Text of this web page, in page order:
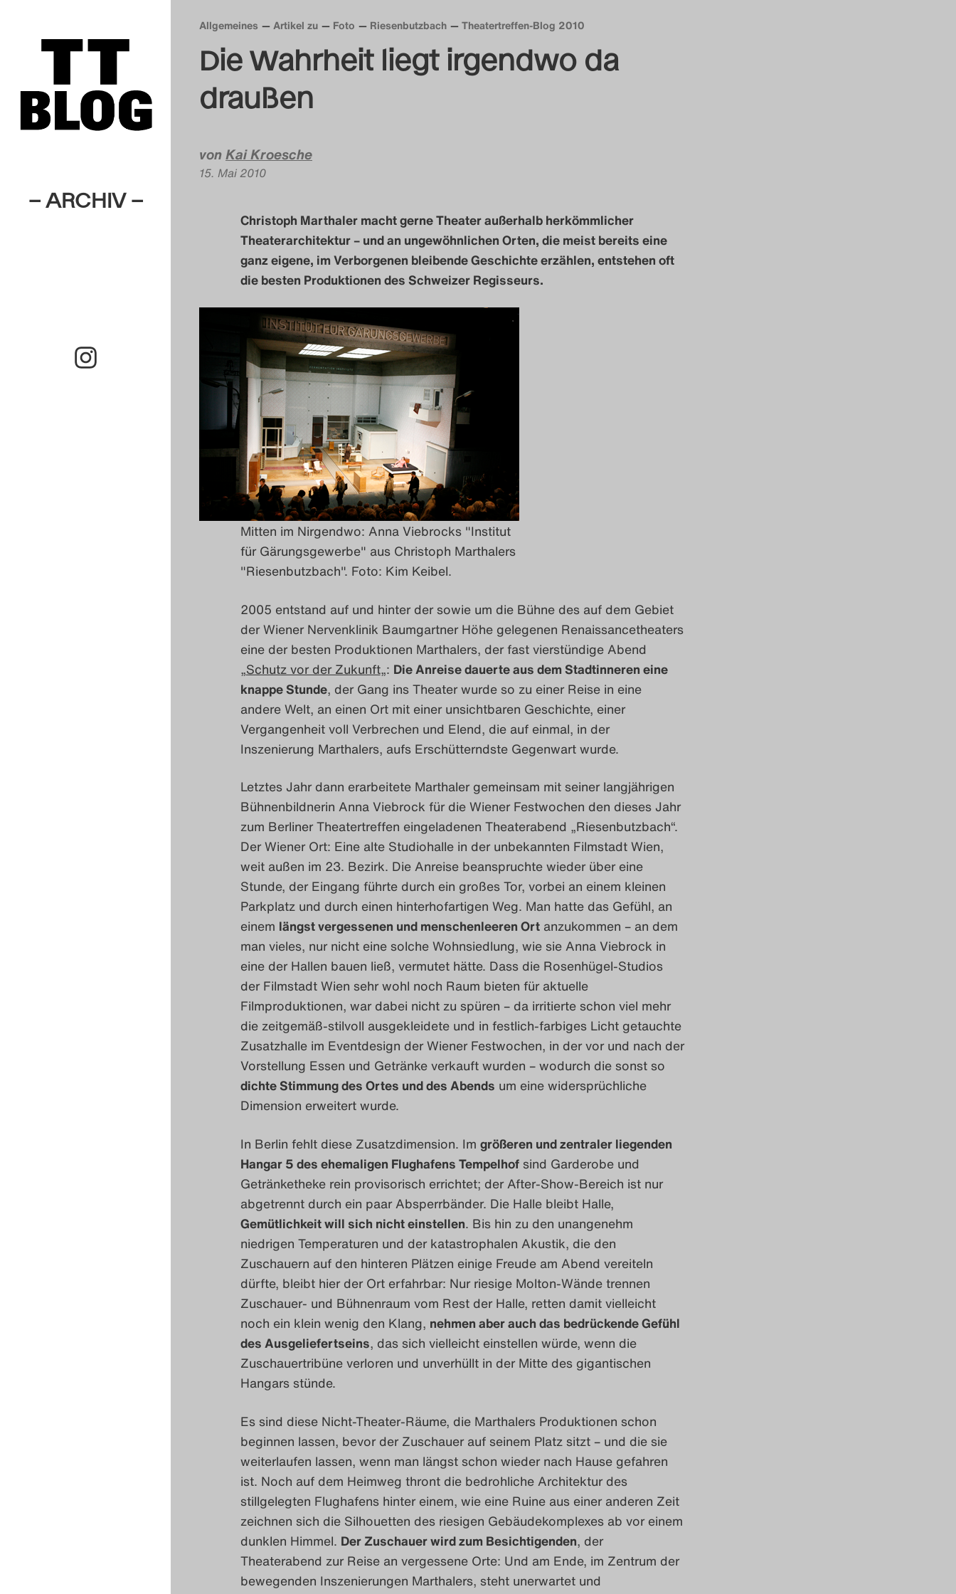
– ARCHIV –
Allgemeines Artikel zu Foto Riesenbutzbach Theatertreffen-Blog 2010
Die Wahrheit liegt irgendwo da
draußen
vonKai Kroesche
15. Mai 2010
Christoph Marthaler macht gerne Theater außerhalb herkömmlicher
Theaterarchitektur – und an ungewöhnlichen Orten, die meist bereits eine
ganz eigene, im Verborgenen bleibende Geschichte erzählen, entstehen oft
die besten Produktionen des Schweizer Regisseurs.
Mitten im Nirgendwo: Anna Viebrocks "Institut
für Gärungsgewerbe" aus Christoph Marthalers
"Riesenbutzbach". Foto: Kim Keibel.
2005 entstand auf und hinter der sowie um die Bühne des auf dem Gebiet
der Wiener Nervenklinik Baumgartner Höhe gelegenen Renaissancetheaters
eine der besten Produktionen Marthalers, der fast vierstündige Abend
„Schutz vor der Zukunft„: Die Anreise dauerte aus dem Stadtinneren eine
knappe Stunde, der Gang ins Theater wurde so zu einer Reise in eine
andere Welt, an einen Ort mit einer unsichtbaren Geschichte, einer
Vergangenheit voll Verbrechen und Elend, die auf einmal, in der
Inszenierung Marthalers, aufs Erschütterndste Gegenwart wurde.
Letztes Jahr dann erarbeitete Marthaler gemeinsam mit seiner langjährigen
Bühnenbildnerin Anna Viebrock für die Wiener Festwochen den dieses Jahr
zum Berliner Theatertreffen eingeladenen Theaterabend „Riesenbutzbach“.
Der Wiener Ort: Eine alte Studiohalle in der unbekannten Filmstadt Wien,
weit außen im 23. Bezirk. Die Anreise beanspruchte wieder über eine
Stunde, der Eingang führte durch ein großes Tor, vorbei an einem kleinen
Parkplatz und durch einen hinterhofartigen Weg. Man hatte das Gefühl, an
einem längst vergessenen und menschenleeren Ortanzukommen – an dem
man vieles, nur nicht eine solche Wohnsiedlung, wie sie Anna Viebrock in
eine der Hallen bauen ließ, vermutet hätte. Dass die Rosenhügel-Studios
der Filmstadt Wien sehr wohl noch Raum bieten für aktuelle
Filmproduktionen, war dabei nicht zu spüren – da irritierte schon viel mehr
die zeitgemäß-stilvoll ausgekleidete und in festlich-farbiges Licht getauchte
Zusatzhalle im Eventdesign der Wiener Festwochen, in der vor und nach der
Vorstellung Essen und Getränke verkauft wurden – wodurch die sonst so
dichte Stimmung des Ortes und des Abends um eine widersprüchliche
Dimension erweitert wurde.
In Berlin fehlt diese Zusatzdimension. Im größeren und zentraler liegenden
Hangar 5 des ehemaligen Flughafens Tempelhofsind Garderobe und
Getränketheke rein provisorisch errichtet; der After-Show-Bereich ist nur
abgetrennt durch ein paar Absperrbänder. Die Halle bleibt Halle,
Gemütlichkeit will sich nicht einstellen. Bis hin zu den unangenehm
niedrigen Temperaturen und der katastrophalen Akustik, die den
Zuschauern auf den hinteren Plätzen einige Freude am Abend vereiteln
dürfte, bleibt hier der Ort erfahrbar: Nur riesige Molton-Wände trennen
Zuschauer- und Bühnenraum vom Rest der Halle, retten damit vielleicht
noch ein klein wenig den Klang, nehmen aber auch das bedrückende Gefühl
des Ausgeliefertseins, das sich vielleicht einstellen würde, wenn die
Zuschauertribüne verloren und unverhüllt in der Mitte des gigantischen
Hangars stünde.
Es sind diese Nicht-Theater-Räume, die Marthalers Produktionen schon
beginnen lassen, bevor der Zuschauer auf seinem Platz sitzt – und die sie
weiterlaufen lassen, wenn man längst schon wieder nach Hause gefahren
ist. Noch auf dem Heimweg thront die bedrohliche Architektur des
stillgelegten Flughafens hinter einem, wie eine Ruine aus einer anderen Zeit
zeichnen sich die Silhouetten des riesigen Gebäudekomplexes ab vor einem
dunklen Himmel. Der Zuschauer wird zum Besichtigenden, der
Theaterabend zur Reise an vergessene Orte: Und am Ende, im Zentrum der
bewegenden Inszenierungen Marthalers, steht unerwartet und